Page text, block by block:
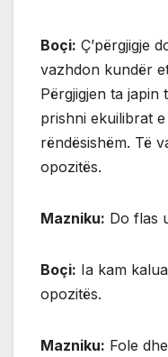
Boçi: Ç’përgjigje
vazhdon kundër
Përgjigjen ta japin
prishni ekuilibrat
rëndësishëm. Të
opozitës.
Mazniku: Do flas
Boçi: Ia kam
opozitës.
Mazniku: Fole